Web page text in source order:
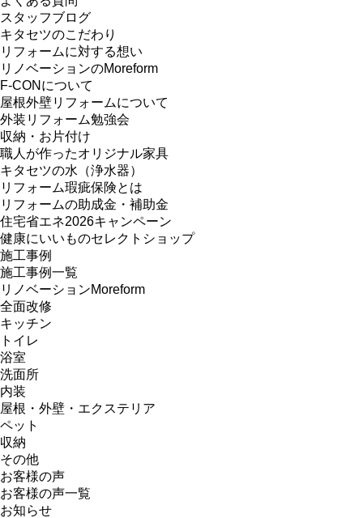
スタッフブログ
キタセツのこだわり
リフォームに対する想い
リノベーションのMoreform
F-CONについて
屋根外壁リフォームについて
外装リフォーム勉強会
収納・お片付け
職人が作ったオリジナル家具
キタセツの水（浄水器）
リフォーム瑕疵保険とは
リフォームの助成金・補助金
住宅省エネ2026キャンペーン
健康にいいものセレクトショップ
施工事例
施工事例一覧
リノベーションMoreform
全面改修
キッチン
トイレ
浴室
洗面所
内装
屋根・外壁・エクステリア
ペット
収納
その他
お客様の声
お客様の声一覧
お知らせ